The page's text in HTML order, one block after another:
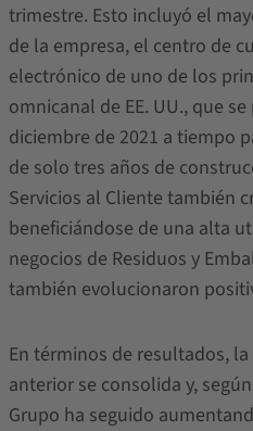
trimestre. Esto incluyó el
de la empresa, el centro de
electrónico de uno de los
omnicanal de EE. UU., que
diciembre de 2021 a tiempo
de solo tres años de
Servicios al Cliente también
beneficiándose de una alta
negocios de Residuos y
también evolucionaron
En términos de resultados,
anterior se consolida y,
Grupo ha seguido